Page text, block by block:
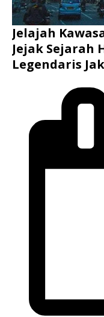
Jelajah
Jejak Sejarah
Legendaris